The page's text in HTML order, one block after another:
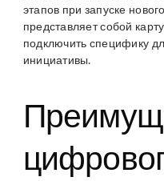
этапов при запуске
представляет собой
подключить специфику
инициативы.